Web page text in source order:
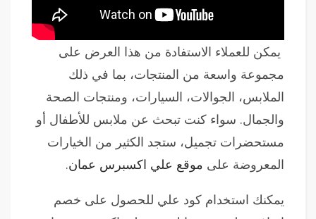
يمكن للعملاء الاستفادة من هذا العرض على
مجموعة واسعة من المنتجات، بما في ذلك
الملابس، الجوالات، السيارات، ومنتجات الصحة
والجمال. سواء كنت تبحث عن ملابس للأطفال أو
مستحضرات تجميل، ستجد الكثير من الخيارات
المعروضة على موقع علي اكسبرس عمان.
يمكنك استخدام كود علي للحصول على خصم